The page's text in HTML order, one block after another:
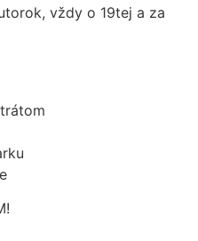
vždy o 19tej a za